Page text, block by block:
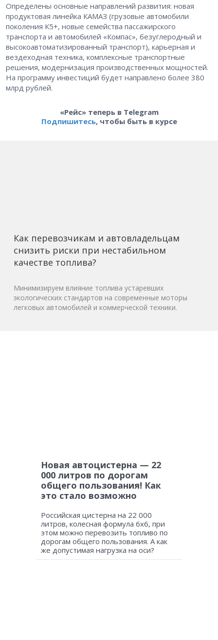
Определены основные направлений развития: новая
продуктовая линейка КАМАЗ (грузовые автомобили
поколения К5+, новые семейства пассажирского
транспорта и автомобилей «Компас», безуглеродный и
высокоавтоматизированный транспорт), карьерная и
вездеходная техника, комплексные транспортные
решения, модернизация производственных мощностей.
На программу инвестиций будет направлено более 380
млрд рублей.
«Рейс» теперь в Telegram
Подпишитесь, чтобы быть в курсе
Как перевозчикам и автовладельцам
снизить риски при нестабильном
качестве топлива?
Минимизируем влияние топлива устаревших
экологических стандартов на современные моторы
легковых автомобилей и коммерческой техники.
Новая автоцистерна — 22
000 литров по дорогам
общего пользования! Как
это стало возможно
Российская цистерна на 22 000
литров, колесная формула 6х6, при
этом можно перевозить топливо по
дорогам общего пользования. А как
же допустимая нагрузка на оси?